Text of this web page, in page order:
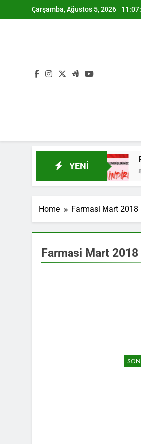
to
Çarşamba, Ağustos 5, 2026
YENI
Kataloğu 2021
8
Home Farmasi Mart 2018
Farmasi Mart 2018